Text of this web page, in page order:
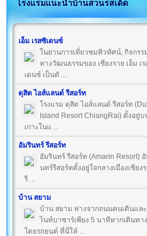
โรงแรมแนะนำบ้านสวนรสเด็ด
เอ็ม เรสซิเดนซ์
ในย่านการเที่ยวชมทิวทัศน์, กิจกรร
ทางวัฒนธรรมของ เชียงราย เอ็ม เ
เดนซ์ เป็นตั ...
ดุสิต ไอส์แลนด์ รีสอร์ท
โรงแรม ดุสิต ไอส์แลนด์ รีสอร์ท
Island Resort ChiangRai) ตั้งอยู่บ
เกาะในแ ...
อัมรินทร์ รีสอร์ท
อัมรินทร์ รีสอร์ท (Amarin Resort)
นทร์รีสอร์ทตั้งอยู่ใจกลางเมืองเชียง
รี ...
บ้าน สยาม
บ้าน สยาม ห่างจากถนนคนเดินและ
ไนท์บาซาร์เพียง 5 นาทีหากเดินทาง
โดยรถยนต์ ที่นี่ให้ ...